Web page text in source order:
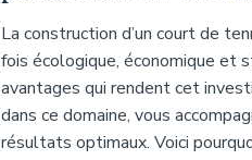
La construction d’un court de
fois écologique, économique et
avantages qui rendent cet
dans ce domaine, vous
résultats optimaux. Voici